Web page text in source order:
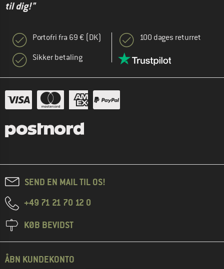
til dig!"
Portofri fra 69 € (DK)
Sikker betaling
100 dages returret
SEND EN MAIL TIL OS!
+49 71 21 70 12 0
KØB BEVIDST
ÅBN KUNDEKONTO